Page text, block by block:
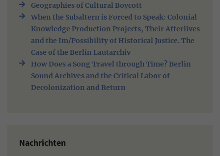
Geographies of Cultural Boycott
When the Subaltern is Forced to Speak: Colonial
Knowledge Production Projects, Their Afterlives
and the Im/Possibility of Historical Justice. The
Case of the Berlin Lautarchiv
How Does a Song Travel through Time? Berlin
Sound Archives and the Critical Labor of
Decolonization and Return
Nachrichten